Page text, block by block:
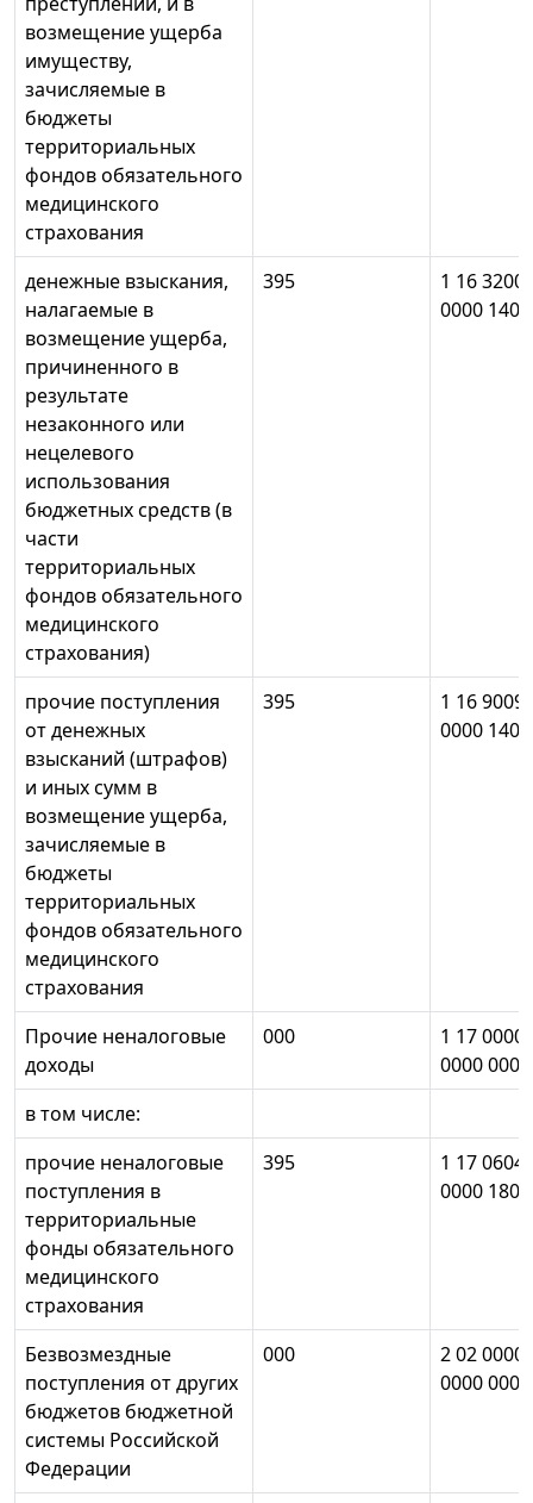
возмещение ущерба
имуществу,
зачисляемые в
бюджеты
территориальных
фондов обязательного
медицинского
страхования
денежные взыскания,
налагаемые в
возмещение ущерба,
причиненного в
результате
незаконного или
нецелевого
использования
бюджетных средств (в
части
территориальных
фондов обязательного
медицинского
страхования)
395
1 16
0000 140
прочие поступления
от денежных
взысканий (штрафов)
и иных сумм в
возмещение ущерба,
зачисляемые в
бюджеты
территориальных
фондов обязательного
медицинского
страхования
395
1 16
0000 140
Прочие неналоговые
доходы
000
1 17
0000 000
в том числе:
прочие неналоговые
поступления в
территориальные
фонды обязательного
медицинского
страхования
395
1 17
0000 180
Безвозмездные
поступления от других
бюджетов бюджетной
системы Российской
Федерации
000
2 02
0000 000